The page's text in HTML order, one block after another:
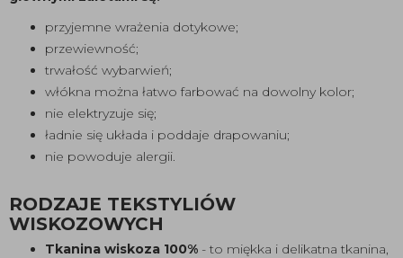
przyjemne wrażenia dotykowe;
przewiewność;
trwałość wybarwień;
włókna można łatwo farbować na dowolny kolor;
nie elektryzuje się;
ładnie się układa i poddaje drapowaniu;
nie powoduje alergii.
RODZAJE TEKSTYLIÓW
WISKOZOWYCH
Tkanina wiskoza 100% - to miękka i delikatna tkanina,